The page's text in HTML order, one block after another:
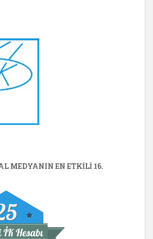
MEDYANIN EN ETKILI 16.